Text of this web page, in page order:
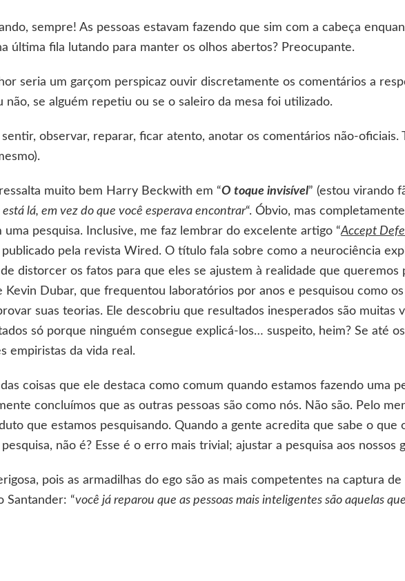
sempre! As pessoas estavam fazendo que sim com a cabeça
última fila lutando para manter os olhos abertos? Preocupante.
seria um garçom perspicaz ouvir discretamente os comentários a
não, se alguém repetiu ou se o saleiro da mesa foi utilizado.
observar, reparar, ficar atento, anotar os comentários não-oficiais.
muito bem Harry Beckwith em “O toque invisível” (estou virando
lá, em vez do que você esperava encontrar“. Óbvio, mas
pesquisa. Inclusive, me faz lembrar do excelente artigo “Accept
publicado pela revista Wired. O título fala sobre como a neurociência
distorcer os fatos para que eles se ajustem à realidade que queremos
Dubar, que frequentou laboratórios por anos e pesquisou como
suas teorias. Ele descobriu que resultados inesperados são muitas
só porque ninguém consegue explicá-los… suspeito, heim? Se até
empiristas da vida real.
coisas que ele destaca como comum quando estamos fazendo uma
concluímos que as outras pessoas são como nós. Não são. Pelo
que estamos pesquisando. Quando a gente acredita que sabe o que
não é? Esse é o erro mais trivial; ajustar a pesquisa aos nossos
pois as armadilhas do ego são as mais competentes na captura
Santander: “você já reparou que as pessoas mais inteligentes são aquelas